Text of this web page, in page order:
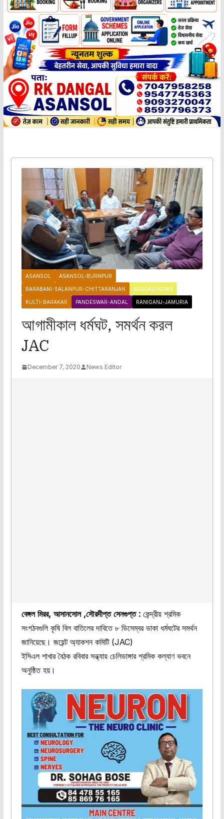
ASANSOL ASANSOL-BURNPUR
BARABANI-SALANPUR-CHITTARANJAN BENGALI NEWS
KULTI-BARAKAR PANDESWAR-ANDAL RANIGANJ-JAMURIA
আগামীকাল ধর্মঘট, সমর্থন করল
JAC
December 7, 2020 News Editor
বেঙ্গল মিরর, আসানসোল ,সৌরদীপ্ত সেনগুপ্ত : কেন্দ্রীয় শ্রমিক
সংগঠনগুলি কৃষি বিল বাতিলের দাবিতে ৮ ডিসেম্বর ডাকা ধর্মঘটের সমর্থন
জানিয়েছে। জয়েন্ট অ্যাকশন কমিটি (JAC)
ইসিএল শাখার বৈঠক রবিবার সন্ধ্যায় চেলিডাঙ্গার শ্রমিক কল্যাণ ভবনে
অনুষ্ঠিত হয়।